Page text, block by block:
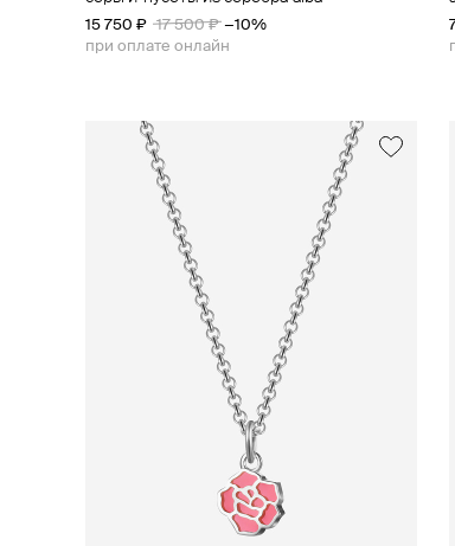
15 750 ₽ 17 500 ₽ −10%
при оплате онлайн